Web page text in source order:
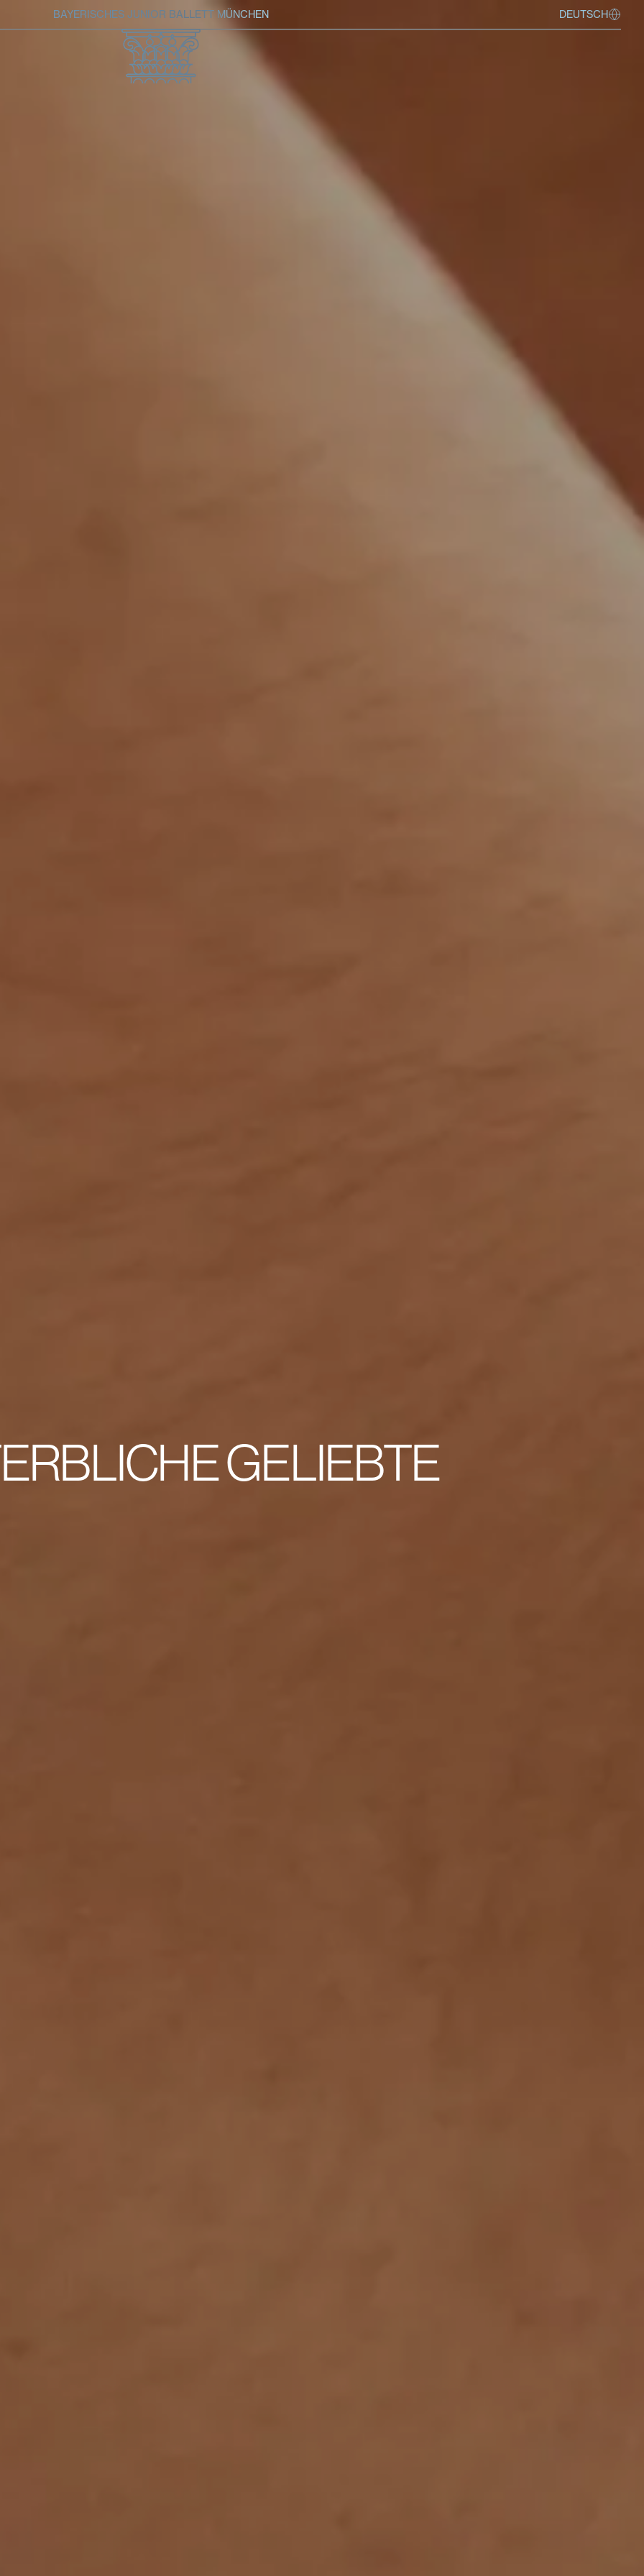
BAYERISCHES JUNIOR BALLETT MÜNCHEN DEUTSCH
GELIEBTE